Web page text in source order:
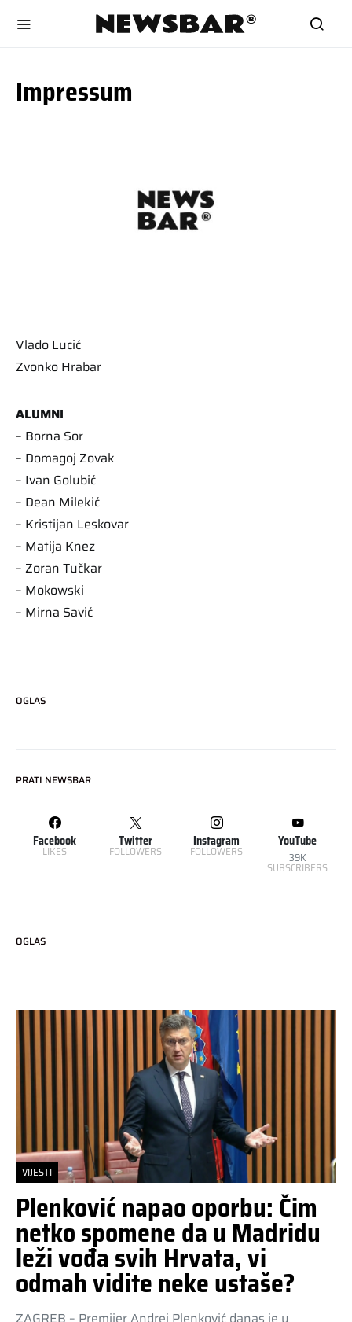
Impressum
Vlado Lucić
Zvonko Hrabar
ALUMNI
– Borna Sor
– Domagoj Zovak
– Ivan Golubić
– Dean Milekić
– Kristijan Leskovar
– Matija Knez
– Zoran Tučkar
– Mokowski
– Mirna Savić
OGLAS
PRATI NEWSBAR
Facebook
LIKES
Twitter
FOLLOWERS
Instagram
FOLLOWERS
YouTube
39K
SUBSCRIBERS
OGLAS
VIJESTI
Plenković napao oporbu: Čim
netko spomene da u Madridu
leži vođa svih Hrvata, vi
odmah vidite neke ustaše?